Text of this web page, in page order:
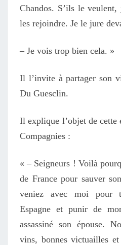
Chandos. S’ils le
les rejoindre. Je le jure
– Je vois trop bien cela. »
Il l’invite à partager son
Du Guesclin.
Il explique l’objet de cette
Compagnies :
« – Seigneurs ! Voilà
de France pour sauver
veniez avec moi pour
Espagne et punir de
assassiné son épouse.
vins, bonnes victuailles et